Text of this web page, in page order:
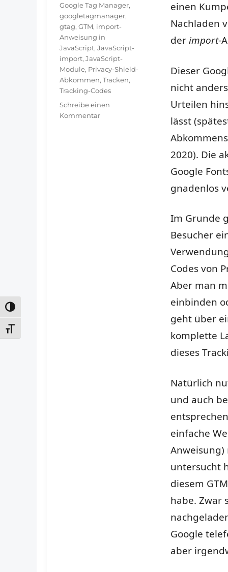
UMSCHALTEN AUF HOHE KONTRASTE
SCHRIFT VERGRÖSSERN
einen
Nachladen
derimport-
Dieser
nicht
Urteilen
lässt
2020). Die
Google
gnadenlos
Im Grunde
Besucher
Codes von
Aber man
einbinden
geht über
komplette
dieses
Natürlich
und auch
einfache
untersucht
diesem
habe. Zwar
Google
aber
Google Tag Manager,
googletagmanager,
gtag, GTM, import-
Anweisung in
JavaScript, JavaScript-
import, JavaScript-
Module, Privacy-Shield-
Abkommen, Tracken,
Tracking-Codes
Schreibe einen
Kommentarzu